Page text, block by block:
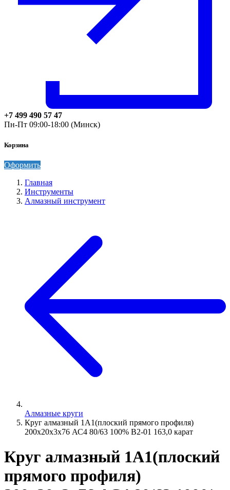
+7 499 490 57 47
Пн-Пт 09:00-18:00 (Минск)
Корзина
Оформить
Главная
Инструменты
Алмазный инструмент
Алмазные круги
Круг алмазный 1А1(плоский прямого профиля)
200х20х3х76 АС4 80/63 100% В2-01 163,0 карат
Круг алмазный 1А1(плоский
прямого профиля)